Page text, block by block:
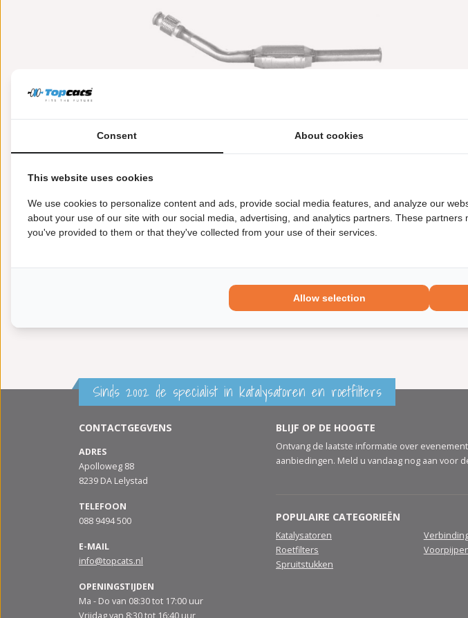
Garantie:2 jaar garantie
Enkel in combinatie met:FK91013
Sinds 2002 de specialist in katalysatoren en roetfilters
CONTACTGEGVENS
ADRES
Apolloweg 88
8239 DA Lelystad
TELEFOON
088 9494 500
E-MAIL
info@topcats.nl
OPENINGSTIJDEN
Ma - Do van 08:30 tot 17:00 uur
BLIJF OP DE HOOGTE
Ontvang de laatste informatie over
aanbiedingen. Meld u vandaag nog aan voor
POPULAIRE CATEGORIEËN
Katalysatoren
Roetfilters
Spruitstukken
Consent About cookies
This website uses cookies
We use cookies to personalize content and ads, provide social media features, and analyze our
about your use of our site with our social media, advertising, and analytics partners. These partners
you've provided to them or that they've collected from your use of their services.
Allow selection